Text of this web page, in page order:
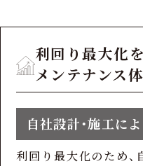
利回り最大化
メンテナンス
自社設計・施工に
利回り最大化のため